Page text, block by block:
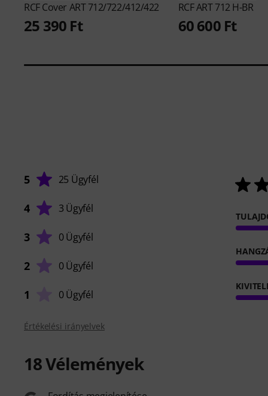
RCFCover ART 712/722/412/422
25 390 Ft
RCFART 712 H-BR
60 600 Ft
5 25 Ügyfél
4 3 Ügyfél
3 0 Ügyfél
2 0 Ügyfél
1 0 Ügyfél
Értékelési irányelvek
18Vélemények